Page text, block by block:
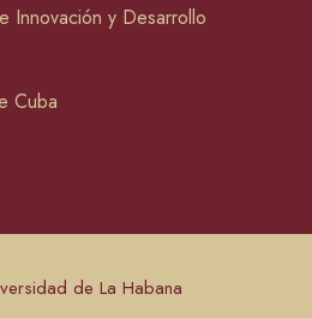
Innovación y Desarrollo
Cuba
de La Habana